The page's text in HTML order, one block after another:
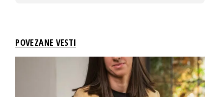
POVEZANE VESTI